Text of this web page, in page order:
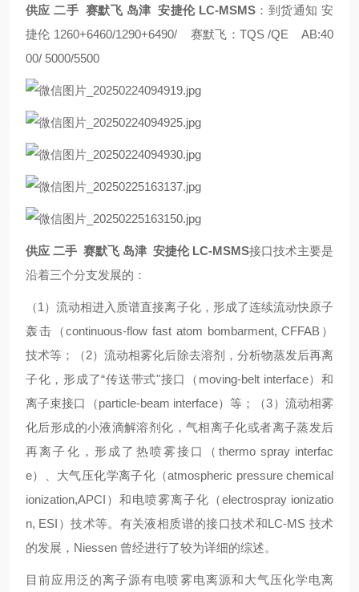
供应 二手 赛默飞 岛津 安捷伦 LC-MSMS ：到货通知 安
捷伦 1260+6460/1290+6490/ 赛默飞：TQS /QE AB:40
00/ 5000/5500
供应 二手 赛默飞 岛津 安捷伦 LC-MSMS接口技术主要是
沿着三个分支发展的：
（1）流动相进入质谱直接离子化，形成了连续流动快原子
轰击（continuous-flow fast atom bombarment, CFFAB）
技术等；（2）流动相雾化后除去溶剂，分析物蒸发后再离
子化，形成了“传送带式"接口（moving-belt interface）和
离子束接口（particle-beam interface）等；（3）流动相雾
化后形成的小液滴解溶剂化，气相离子化或者离子蒸发后
再离子化，形成了热喷雾接口（thermo spray interfac
e）、大气压化学离子化（atmospheric pressure chemical
ionization,APCI）和电喷雾离子化（electrospray ionizatio
n, ESI）技术等。有关液相质谱的接口技术和LC-MS 技术
的发展，Niessen 曾经进行了较为详细的综述。
目前应用泛的离子源有电喷雾电离源和大气压化学电离